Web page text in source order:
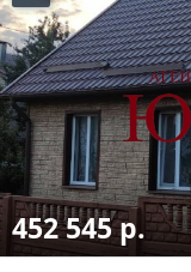
452 545 р.